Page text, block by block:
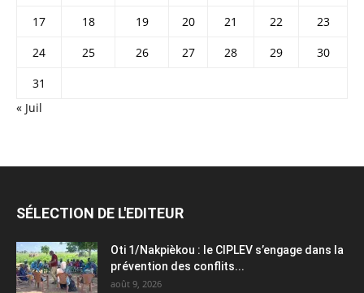
17
18 19 20 21 22
23
24
25 26 27 28 29
30
31
« Juil
SÉLECTION DE L'EDITEUR
Oti 1/Nakpièkou : le CIPLEV s’engage dans la
prévention des conflits...
août 9, 2026